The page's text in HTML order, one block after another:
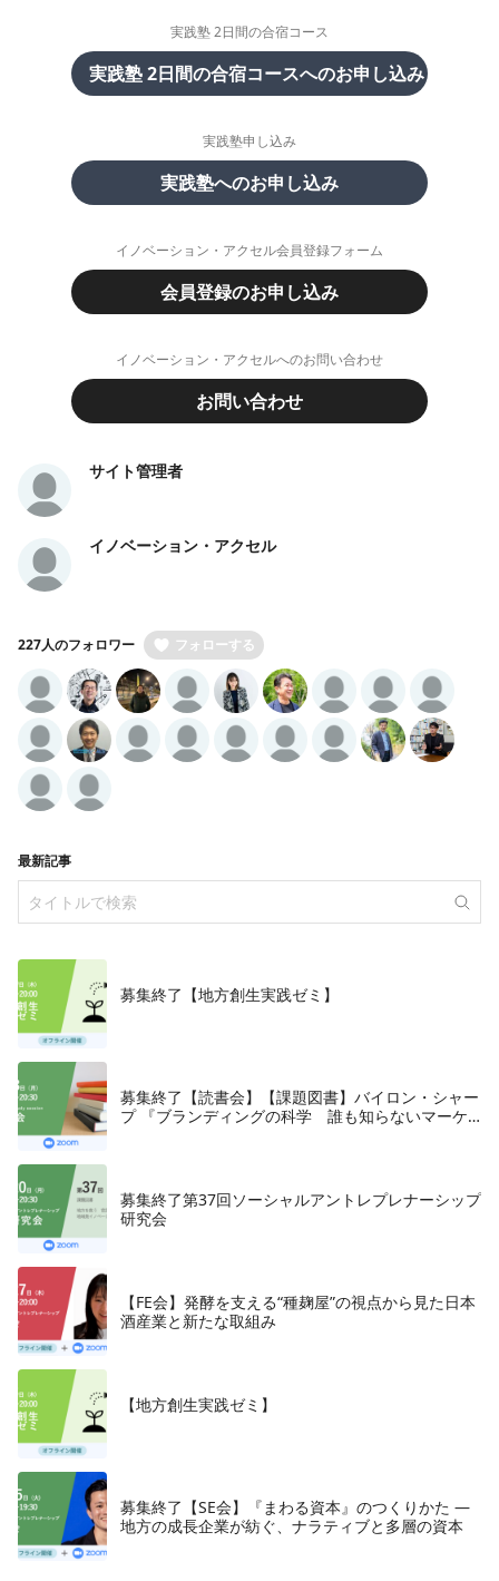
実践塾 2日間の合宿コース
実践塾 2日間の合宿コースへのお申し込み
実践塾申し込み
実践塾へのお申し込み
イノベーション・アクセル会員登録フォーム
会員登録のお申し込み
イノベーション・アクセルへのお問い合わせ
お問い合わせ
サイト管理者
イノベーション・アクセル
227人のフォロワー フォローする
最新記事
募集終了【地方創生実践ゼミ】
募集終了【読書会】【課題図書】バイロン・シャー
プ 『ブランディングの科学 誰も知らないマーケ
募集終了第37回ソーシャルアントレプレナーシップ
研究会
【FE会】発酵を支える“種麹屋”の視点から見た日本
酒産業と新たな取組み
【地方創生実践ゼミ】
募集終了【SE会】『まわる資本』のつくりかた —
地方の成長企業が紡ぐ、ナラティブと多層の資本